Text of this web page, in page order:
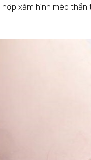
xăm hình mèo